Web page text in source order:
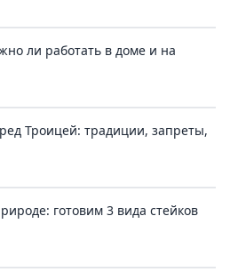
ли работать в доме и на
Троицей: традиции, запреты,
готовим 3 вида стейков